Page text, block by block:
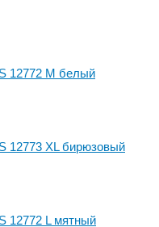
12772 M белый
12773 XL бирюзовый
12772 L мятный